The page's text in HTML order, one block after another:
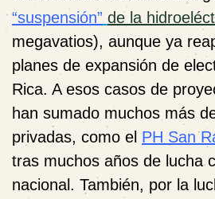
“suspensión” de la
megavatios), aunque ya
planes de expansión de
Rica. A esos casos de
han sumado muchos más
privadas, como el PH San
tras muchos años de lucha
nacional. También, por la